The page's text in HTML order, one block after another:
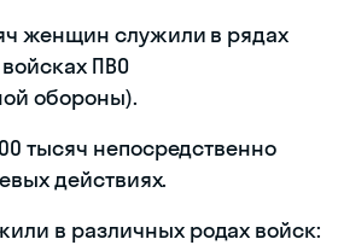
женщин служили в рядах
ПВО
обороны).
тысяч непосредственно
действиях.
в различных родах войск: